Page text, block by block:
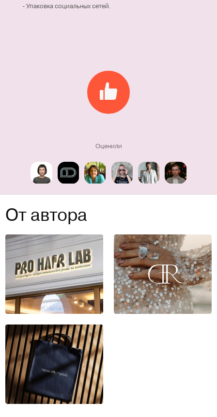
- Упаковка социальных сетей.
Оценили
От автора